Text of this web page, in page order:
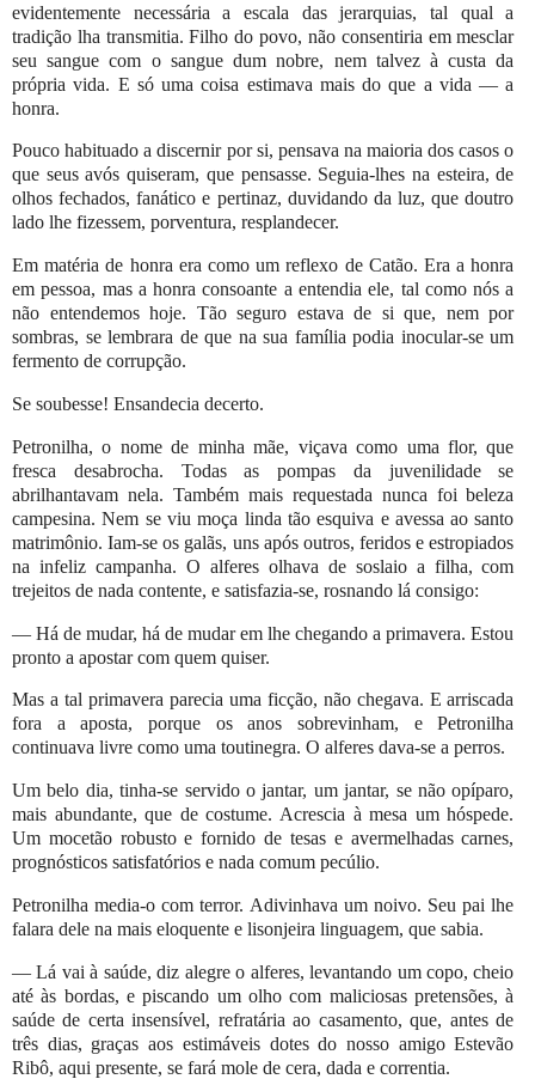
evidentemente necessária a escala das jerarquias, tal qual a
tradição lha transmitia. Filho do povo, não consentiria em mesclar
seu sangue com o sangue dum nobre, nem talvez à custa da
própria vida. E só uma coisa estimava mais do que a vida — a
honra.
Pouco habituado a discernir por si, pensava na maioria dos casos o
que seus avós quiseram, que pensasse. Seguia-lhes na esteira, de
olhos fechados, fanático e pertinaz, duvidando da luz, que doutro
lado lhe fizessem, porventura, resplandecer.
Em matéria de honra era como um reflexo de Catão. Era a honra
em pessoa, mas a honra consoante a entendia ele, tal como nós a
não entendemos hoje. Tão seguro estava de si que, nem por
sombras, se lembrara de que na sua família podia inocular-se um
fermento de corrupção.
Se soubesse! Ensandecia decerto.
Petronilha, o nome de minha mãe, viçava como uma flor, que
fresca desabrocha. Todas as pompas da juvenilidade se
abrilhantavam nela. Também mais requestada nunca foi beleza
campesina. Nem se viu moça linda tão esquiva e avessa ao santo
matrimônio. Iam-se os galãs, uns após outros, feridos e estropiados
na infeliz campanha. O alferes olhava de soslaio a filha, com
trejeitos de nada contente, e satisfazia-se, rosnando lá consigo:
— Há de mudar, há de mudar em lhe chegando a primavera. Estou
pronto a apostar com quem quiser.
Mas a tal primavera parecia uma ficção, não chegava. E arriscada
fora a aposta, porque os anos sobrevinham, e Petronilha
continuava livre como uma toutinegra. O alferes dava-se a perros.
Um belo dia, tinha-se servido o jantar, um jantar, se não opíparo,
mais abundante, que de costume. Acrescia à mesa um hóspede.
Um mocetão robusto e fornido de tesas e avermelhadas carnes,
prognósticos satisfatórios e nada comum pecúlio.
Petronilha media-o com terror. Adivinhava um noivo. Seu pai lhe
falara dele na mais eloquente e lisonjeira linguagem, que sabia.
— Lá vai à saúde, diz alegre o alferes, levantando um copo, cheio
até às bordas, e piscando um olho com maliciosas pretensões, à
saúde de certa insensível, refratária ao casamento, que, antes de
três dias, graças aos estimáveis dotes do nosso amigo Estevão
Ribô, aqui presente, se fará mole de cera, dada e correntia.